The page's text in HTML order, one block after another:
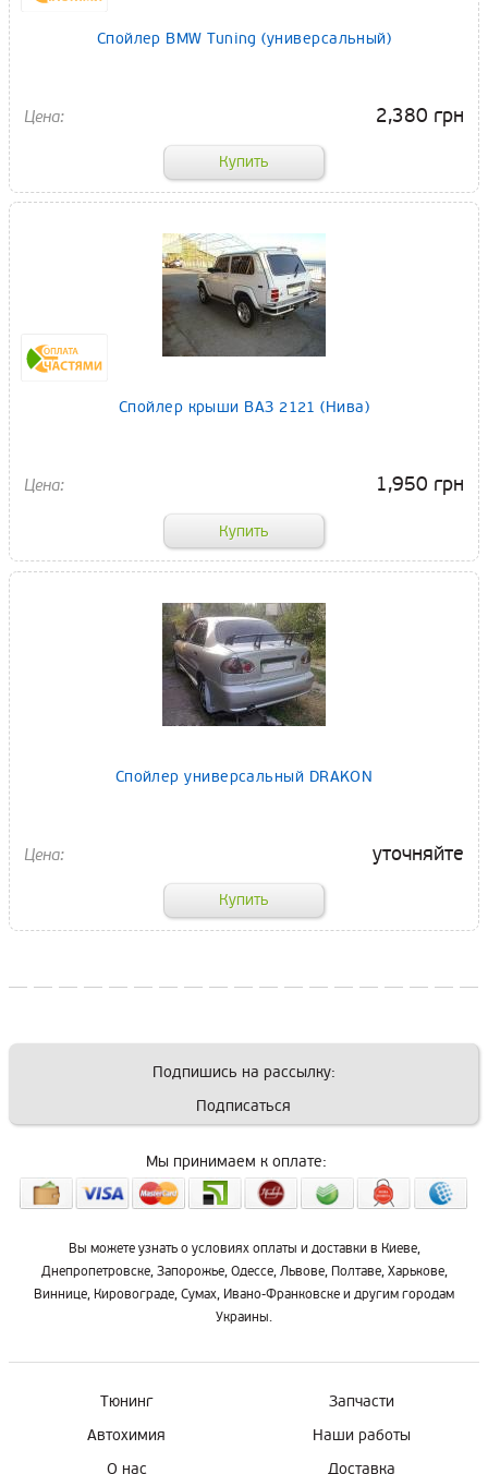
Спойлер BMW Tuning (универсальный)
2,380 грн
Спойлер крыши ВАЗ 2121 (Нива)
1,950 грн
Спойлер универсальный DRAKON
уточняйте
Подпишись на рассылку:
Подписаться
Мы принимаем к оплате:
Вы можете узнать о условиях оплаты и доставки в Киеве,
Днепропетровске, Запорожье, Одессе, Львове, Полтаве, Харькове,
Виннице, Кировограде, Сумах, Ивано-Франковске и другим городам
Украины.
Тюнинг
Запчасти
Автохимия
Наши работы
О нас
Доставка